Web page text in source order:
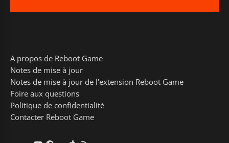
A propos de Reboot Game
Notes de mise à jour
Notes de mise à jour de l'extension Reboot Game
Foire aux questions
Politique de confidentialité
Contacter Reboot Game